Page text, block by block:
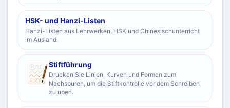
HSK- und Hanzi-Listen
Hanzi-Listen aus Lehrwerken, HSK und Chinesischunterricht
im Ausland.
Stiftführung
Drucken Sie Linien, Kurven und Formen zum
Nachspuren, um die Stiftkontrolle vor dem Schreiben
zu üben.